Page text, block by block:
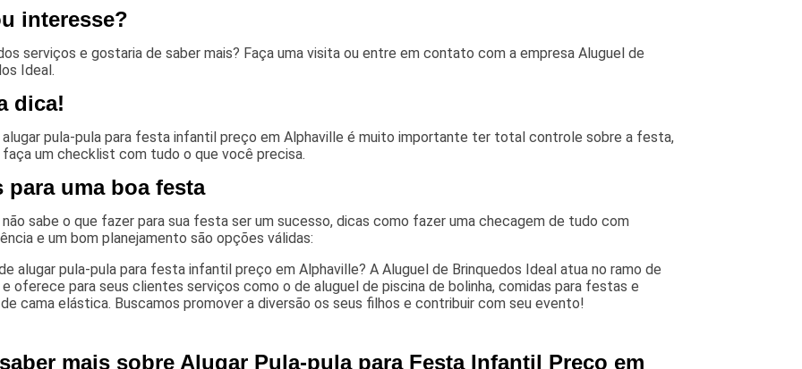
interesse?
serviços e gostaria de saber mais? Faça uma visita ou entre em contato com a empresa Aluguel de
Ideal.
dica!
alugar pula-pula para festa infantil preço em Alphaville é muito importante ter total controle sobre a festa,
faça um checklist com tudo o que você precisa.
para uma boa festa
sabe o que fazer para sua festa ser um sucesso, dicas como fazer uma checagem de tudo com
e um bom planejamento são opções válidas:
alugar pula-pula para festa infantil preço em Alphaville? A Aluguel de Brinquedos Ideal atua no ramo de
oferece para seus clientes serviços como o de aluguel de piscina de bolinha, comidas para festas e
cama elástica. Buscamos promover a diversão os seus filhos e contribuir com seu evento!
mais sobre Alugar Pula-pula para Festa Infantil Preço em